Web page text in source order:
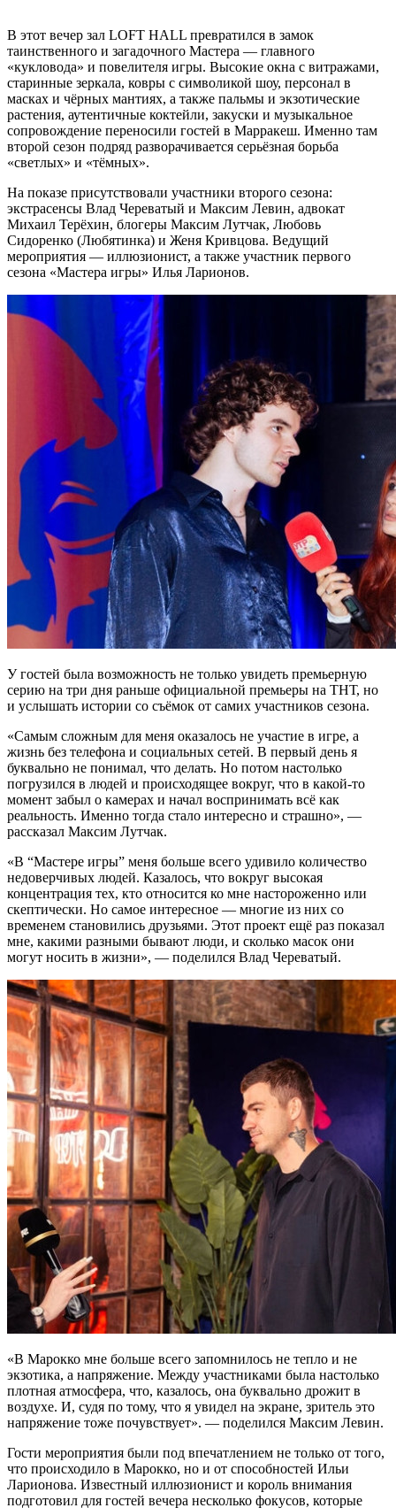
В этот вечер зал LOFT HALL превратился в замок
таинственного и загадочного Мастера — главного
«кукловода» и повелителя игры. Высокие окна с витражами,
старинные зеркала, ковры с символикой шоу, персонал в
масках и чёрных мантиях, а также пальмы и экзотические
растения, аутентичные коктейли, закуски и музыкальное
сопровождение переносили гостей в Марракеш. Именно там
второй сезон подряд разворачивается серьёзная борьба
«светлых» и «тёмных».
На показе присутствовали участники второго сезона:
экстрасенсы Влад Череватый и Максим Левин, адвокат
Михаил Терёхин, блогеры Максим Лутчак, Любовь
Сидоренко (Любятинка) и Женя Кривцова. Ведущий
мероприятия — иллюзионист, а также участник первого
сезона «Мастера игры» Илья Ларионов.
У гостей была возможность не только увидеть премьерную
серию на три дня раньше официальной премьеры на ТНТ, но
и услышать истории со съёмок от самих участников сезона.
«Самым сложным для меня оказалось не участие в игре, а
жизнь без телефона и социальных сетей. В первый день я
буквально не понимал, что делать. Но потом настолько
погрузился в людей и происходящее вокруг, что в какой-то
момент забыл о камерах и начал воспринимать всё как
реальность. Именно тогда стало интересно и страшно», —
рассказал Максим Лутчак.
«В “Мастере игры” меня больше всего удивило количество
недоверчивых людей. Казалось, что вокруг высокая
концентрация тех, кто относится ко мне настороженно или
скептически. Но самое интересное — многие из них со
временем становились друзьями. Этот проект ещё раз показал
мне, какими разными бывают люди, и сколько масок они
могут носить в жизни», — поделился Влад Череватый.
«В Марокко мне больше всего запомнилось не тепло и не
экзотика, а напряжение. Между участниками была настолько
плотная атмосфера, что, казалось, она буквально дрожит в
воздухе. И, судя по тому, что я увидел на экране, зритель это
напряжение тоже почувствует». — поделился Максим Левин.
Гости мероприятия были под впечатлением не только от того,
что происходило в Марокко, но и от способностей Ильи
Ларионова. Известный иллюзионист и король внимания
подготовил для гостей вечера несколько фокусов, которые